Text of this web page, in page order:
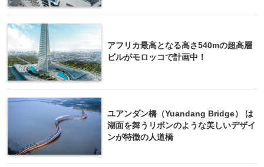
アフリカ最高となる高さ540mの超高層
ビルがモロッコで計画中！
ユアンダン橋（Yuandang Bridge） は
湖面を舞うリボンのような美しいデザイ
ンが特徴の人道橋